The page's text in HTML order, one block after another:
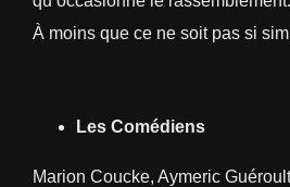
À moins que ce ne soit pas si
Les Comédiens
Marion Coucke, Aymeric